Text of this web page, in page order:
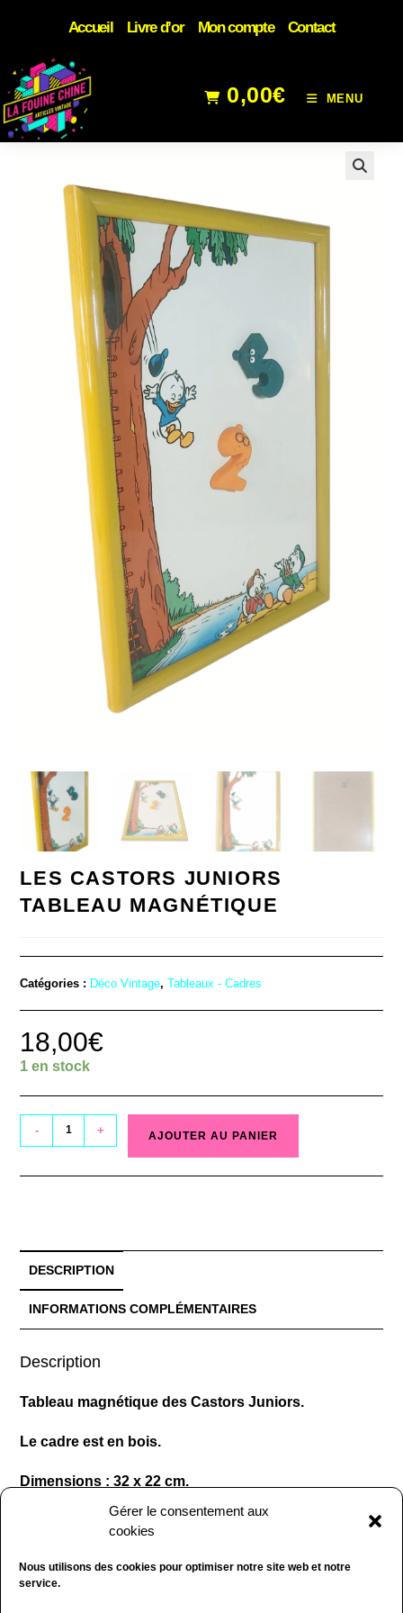
Gérer le consentement aux
cookies
Nous utilisons des cookies pour optimiser notre site web et notre
service.
Accueil Livre d’or Mon compte Contact
0,00€ MENU
LES CASTORS JUNIORS
TABLEAU MAGNÉTIQUE
Catégories : Déco Vintage,Tableaux - Cadres
18,00€
1 en stock
- + AJOUTER AU PANIER
DESCRIPTION
INFORMATIONS COMPLÉMENTAIRES
Description
Tableau magnétique des Castors Juniors.
Le cadre est en bois.
Dimensions : 32 x 22 cm.
Tableau en très bon état. Les aimants ne sont pas
Prix : 18 € hors frais de port.